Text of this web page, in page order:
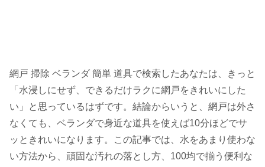
網戸 掃除 ベランダ 簡単 道具で検索したあなたは、きっと
「水浸しにせず、できるだけラクに網戸をきれいにした
い」と思っているはずです。結論からいうと、網戸は外さ
なくても、ベランダで身近な道具を使えば10分ほどでサ
ッときれいになります。この記事では、水をあまり使わな
い方法から、頑固な汚れの落とし方、100均で揃う便利な